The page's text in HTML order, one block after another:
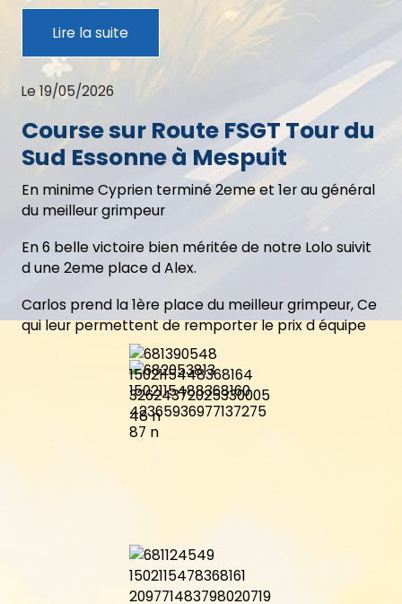
Lire la suite
Le 19/05/2026
Course sur Route FSGT Tour du
Sud Essonne à Mespuit
En minime Cyprien terminé 2eme et 1er au général
du meilleur grimpeur
En 6 belle victoire bien méritée de notre Lolo suivit
d une 2eme place d Alex.
Carlos prend la 1ère place du meilleur grimpeur, Ce
qui leur permettent de remporter le prix d équipe